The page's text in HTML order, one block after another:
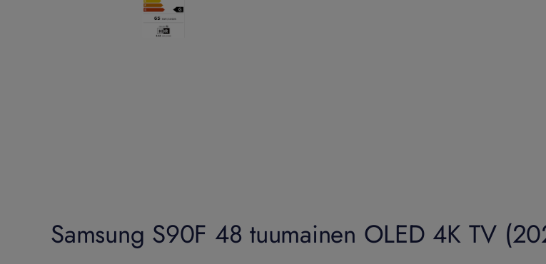
Samsung S90F 48 tuumainen OLED 4K TV